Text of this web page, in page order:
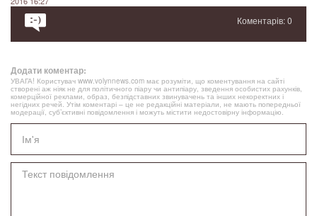
Коментарів: 0
Додати коментар:
УВАГА! Користувач www.volynnews.com має розуміти, що коментування на сайті
створені аж ніяк не для політичного піару чи антипіару, зведення особистих рахунків,
комерційної реклами, образ, безпідставних звинувачень та інших некоректних і
негідних речей. Утім коментарі – це не редакційні матеріали, не мають попередньої
модерації, суб’єктивні повідомлення і можуть містити недостовірну інформацію.